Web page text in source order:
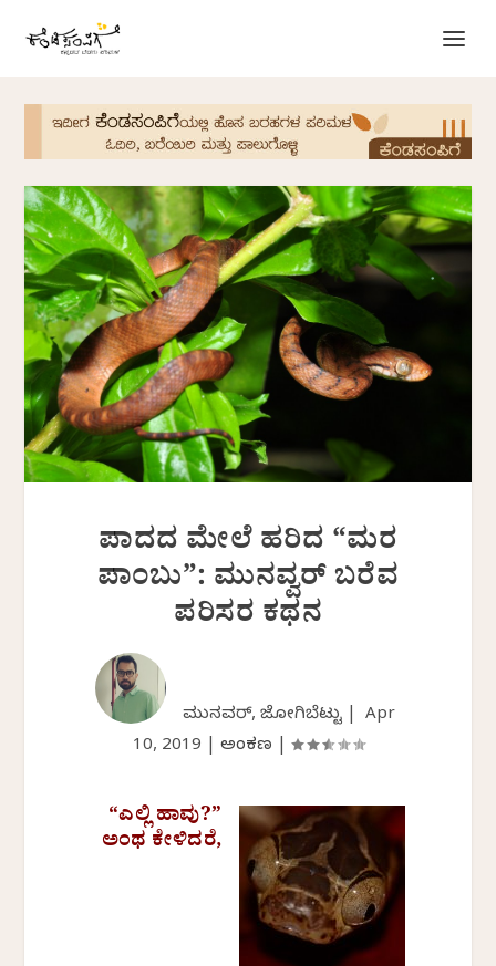
ಪಾದದ ಮೇಲೆ ಹರಿದ “ಮರ
ಪಾಂಬು”: ಮುನವ್ವರ್ ಬರೆವ
ಪರಿಸರ ಕಥನ
ಮುನವ್ವರ್, ಜೋಗಿಬೆಟ್ಟು | Apr
10, 2019
ಅಂಕಣ
“ಎಲ್ಲಿ ಹಾವು?”
ಅಂಥ ಕೇಳಿದರೆ,